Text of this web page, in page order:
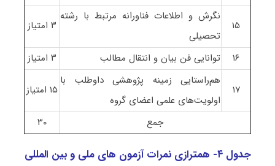
۱۵
نگرش و اطلاعات فناورانه مرتبط با رشته
تحصیلی
۳ امتیاز
۱۶ توانایی فن بیان و انتقال مطالب ۳ امتیاز
۱۷
هم‌راستایی زمینه پژوهشی داوطلب با
اولویت‌های علمی اعضای گروه
۱۵ امتیاز
جمع ۳۰
جدول ۴- همترازی نمرات آزمون های ملی و بین المللی